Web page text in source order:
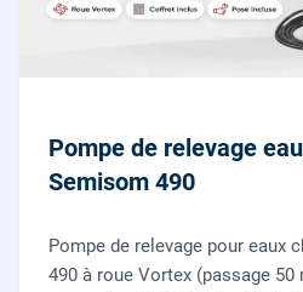
Pompe de relevage
Semisom 490
Pompe de relevage pour eaux
490 à roue Vortex (passage 50